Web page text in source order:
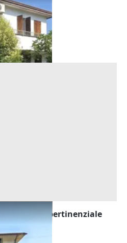
con corte pertinenziale